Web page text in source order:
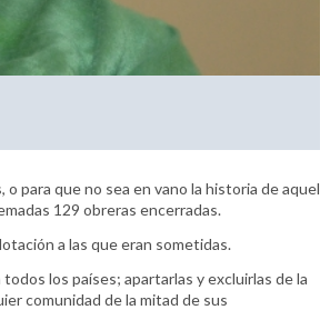
para que no sea en vano la historia de aquel
129 obreras encerradas.
a las que eran sometidas.
los países; apartarlas y excluirlas de la
comunidad de la mitad de sus